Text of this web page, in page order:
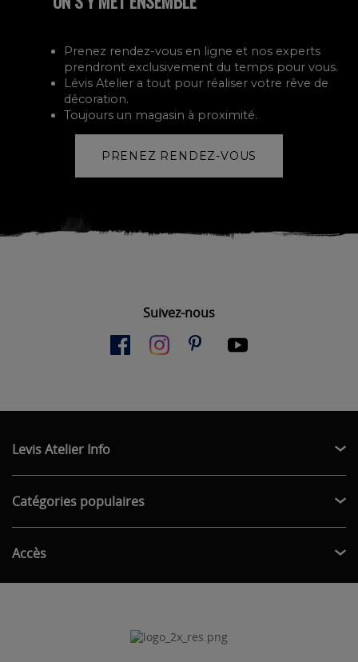
Prenez rendez-vous en ligne et nos experts
prendront exclusivement du temps pour vous.
Lévis Atelier a tout pour réaliser votre rêve de
décoration.
Toujours un magasin à proximité.
PRENEZ RENDEZ-VOUS
Suivez-nous
Levis Atelier Info
Catégories populaires
Accès